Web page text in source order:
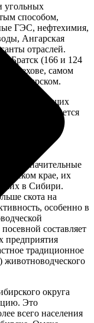
угольных
способом,
ГЭС, нефтехимия,
Ангарская
отраслей.
Братск (166 и 124
Шелехове, самом
Сибирском.
из ведущих
заготавливается
Усть-
незначительные
крае, их
в Сибири.
скота на
особенно в
составляет
предприятия
традиционное
животноводческого
округа
Это
всего населения